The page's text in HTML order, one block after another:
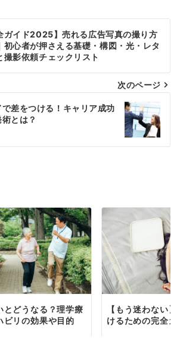
ガイド2025】売れる広告写真の撮り方
初心者が押さえる基礎・構図・光・レタ
撮影依頼チェックリスト
次のページ
差をつける！キャリア成功
とは？
とどうなる？理学療
ビリの効果や目的
【もう迷わない
けるための完全ガ